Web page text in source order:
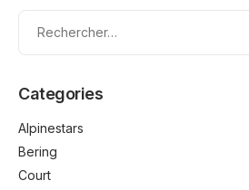
Categories
Alpinestars
Bering
Court